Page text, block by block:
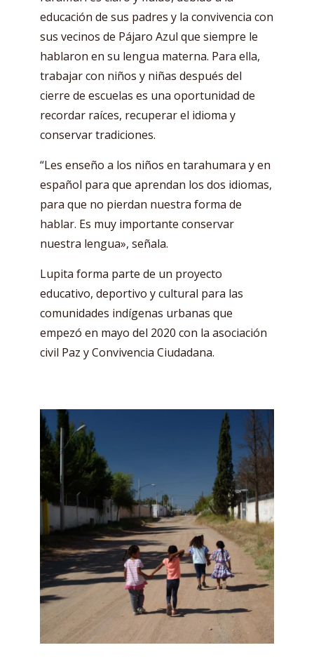
educación de sus padres y la convivencia con
sus vecinos de Pájaro Azul que siempre le
hablaron en su lengua materna. Para ella,
trabajar con niños y niñas después del
cierre de escuelas es una oportunidad de
recordar raíces, recuperar el idioma y
conservar tradiciones.
“Les enseño a los niños en tarahumara y en
español para que aprendan los dos idiomas,
para que no pierdan nuestra forma de
hablar. Es muy importante conservar
nuestra lengua», señala.
Lupita forma parte de un proyecto
educativo, deportivo y cultural para las
comunidades indígenas urbanas que
empezó en mayo del 2020 con la asociación
civil Paz y Convivencia Ciudadana.